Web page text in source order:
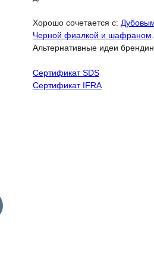
Хорошо сочетается с:
Черной фиалкой и шафраном.
Альтернативные идеи
Сертификат SDS
Сертификат IFRA